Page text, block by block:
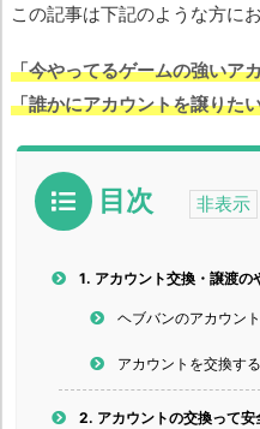
この記事は下記のような方に
「今やってるゲームの強いア
「誰かにアカウントを譲りた
目次
1. アカウント交換・譲渡の
ヘブバンのアカウン
アカウントを交換す
2. アカウントの交換って安